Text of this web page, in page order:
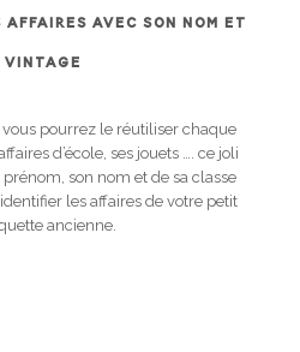
AFFAIRES AVEC SON NOM ET
VINTAGE
pourrez le réutiliser chaque
d’école, ses jouets …. ce joli
son nom et de sa classe
les affaires de votre petit
ancienne.